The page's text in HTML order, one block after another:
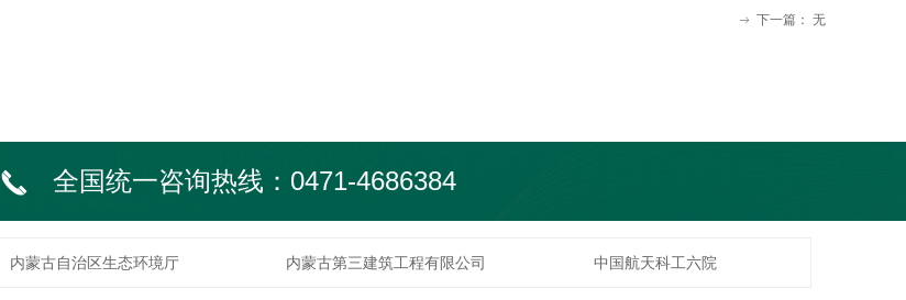
ꁹ 下一篇： 无
全国统一咨询热线：0471-4686384
끅
内蒙古自治区生态环境厅 中国航天科工六院
内蒙古第三建筑工程有限公司